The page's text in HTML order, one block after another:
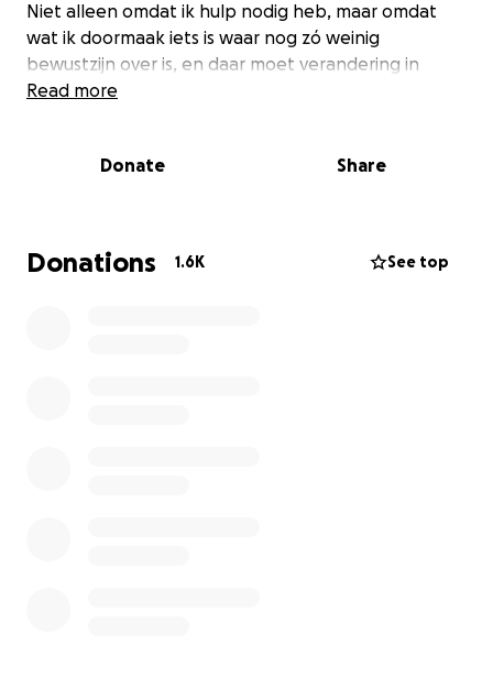
Niet alleen omdat ik hulp nodig heb, maar omdat
wat ik doormaak iets is waar nog zó weinig
bewustzijn over is, en daar moet verandering in
komen. Niet alleen voor mij, maar voor zóveel
Ik zit midden in een intens herstelproces genaamd
hormoonzalven. In mijn geval veertien jaar.
Read more
Donate Share
Donations 1.6K See top